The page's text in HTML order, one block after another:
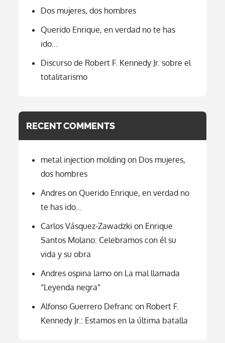
Dos mujeres, dos hombres
Querido Enrique, en verdad no te has
ido…
Discurso de Robert F. Kennedy Jr. sobre el
totalitarismo
RECENT COMMENTS
metal injection molding on Dos mujeres,
dos hombres
Andres on Querido Enrique, en verdad no
te has ido…
Carlos Vásquez-Zawadzki on Enrique
Santos Molano: Celebramos con él su
vida y su obra
Andres ospina lamo on La mal llamada
“Leyenda negra”
Alfonso Guerrero Defranc on Robert F.
Kennedy Jr.: Estamos en la última batalla